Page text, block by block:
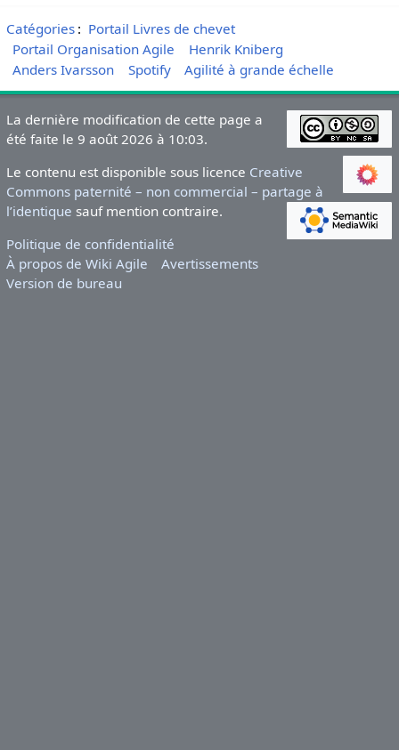
Catégories: Portail Livres de chevet
Portail Organisation Agile
Henrik Kniberg
Anders Ivarsson
Spotify Agilité à grande échelle
La dernière modification de cette page a
été faite le 9 août 2026 à 10:03.
Le contenu est disponible sous licence Creative
Commons paternité – non commercial – partage à
l’identique sauf mention contraire.
Politique de confidentialité
À propos de Wiki Agile
Avertissements
Version de bureau